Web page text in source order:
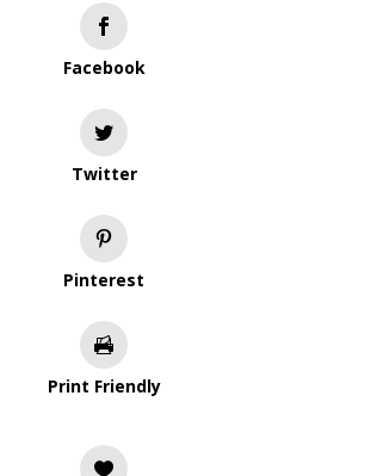
Facebook
Twitter
Pinterest
Print Friendly